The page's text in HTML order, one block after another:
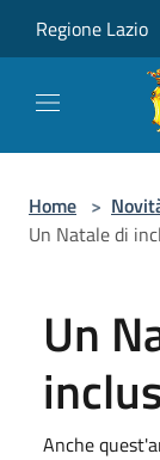
Regione Lazio
Home >
Un Natale di
Un
Anche